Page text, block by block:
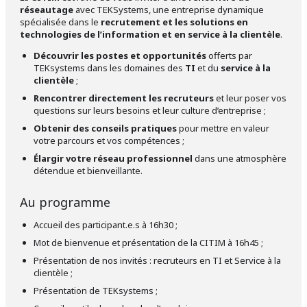
réseautage avec TEKSystems, une entreprise dynamique
spécialisée dans le recrutement et les solutions en
technologies de l’information et en service à la clientèle.
Découvrir les postes et opportunitésofferts par
TEKsystems dans les domaines des TI et du service à la
clientèle;
Rencontrer directement les recruteurset leur poser vos
questions sur leurs besoins et leur culture d’entreprise ;
Obtenir des conseils pratiquespour mettre en valeur
votre parcours et vos compétences ;
Élargir votre réseau professionnel dans une atmosphère
détendue et bienveillante.
Au programme
Accueil des participant.e.s à 16h30 ;
Mot de bienvenue et présentation de la CITIM à 16h45 ;
Présentation de nos invités : recruteurs en TI et Service à la
clientèle ;
Présentation de TEKsystems ;